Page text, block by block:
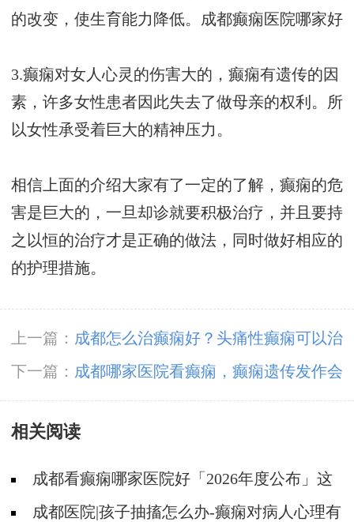
的改变，使生育能力降低。 成都癫痫医院哪家好
3.癫痫对女人心灵的伤害大的，癫痫有遗传的因
素，许多女性患者因此失去了做母亲的权利。所
以女性承受着巨大的精神压力。
相信上面的介绍大家有了一定的了解，癫痫的危
害是巨大的，一旦却诊就要积极治疗，并且要持
之以恒的治疗才是正确的做法，同时做好相应的
的护理措施。
上一篇： 成都怎么治癫痫好？头痛性癫痫可以治
疗好吗?
下一篇： 成都哪家医院看癫痫，癫痫遗传发作会
有哪些典型症状?
相关阅读
成都看癫痫哪家医院好「2026年度公布」这
些遗传病可能伴有癫痫发生
成都医院|孩子抽搐怎么办-癫痫对病人心理有